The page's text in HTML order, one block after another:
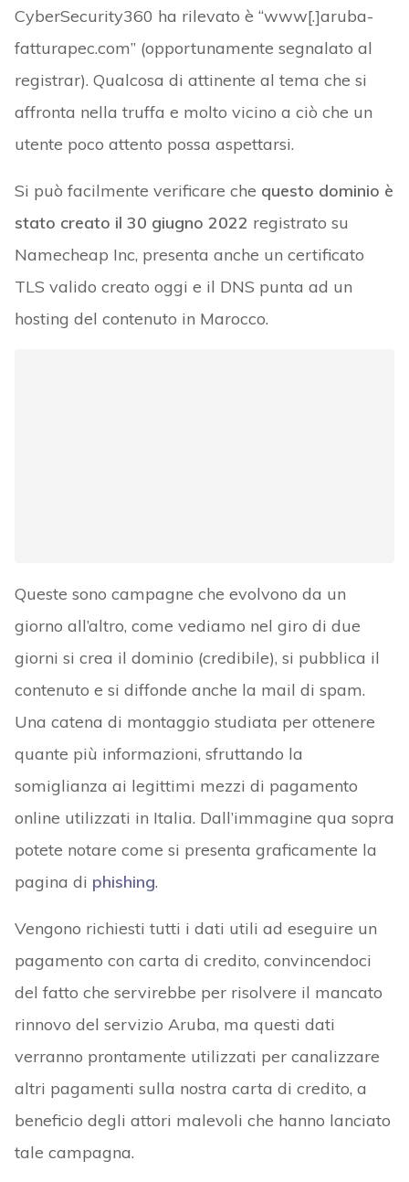
CyberSecurity360 ha rilevato è “www[.]aruba-
fatturapec.com” (opportunamente segnalato al
registrar). Qualcosa di attinente al tema che si
affronta nella truffa e molto vicino a ciò che un
utente poco attento possa aspettarsi.
Si può facilmente verificare che questo dominio è
stato creato il 30 giugno 2022 registrato su
Namecheap Inc, presenta anche un certificato
TLS valido creato oggi e il DNS punta ad un
hosting del contenuto in Marocco.
Queste sono campagne che evolvono da un
giorno all’altro, come vediamo nel giro di due
giorni si crea il dominio (credibile), si pubblica il
contenuto e si diffonde anche la mail di spam.
Una catena di montaggio studiata per ottenere
quante più informazioni, sfruttando la
somiglianza ai legittimi mezzi di pagamento
online utilizzati in Italia. Dall’immagine qua sopra
potete notare come si presenta graficamente la
pagina di phishing.
Vengono richiesti tutti i dati utili ad eseguire un
pagamento con carta di credito, convincendoci
del fatto che servirebbe per risolvere il mancato
rinnovo del servizio Aruba, ma questi dati
verranno prontamente utilizzati per canalizzare
altri pagamenti sulla nostra carta di credito, a
beneficio degli attori malevoli che hanno lanciato
tale campagna.